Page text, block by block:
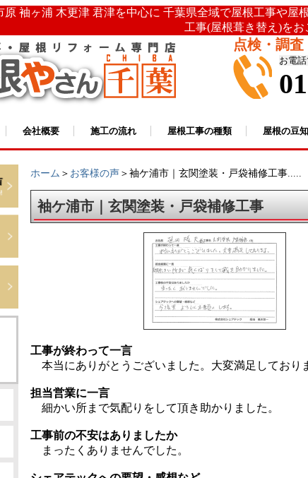
袖ヶ浦 木更津 君津を中心に 千葉県全域で屋根工事や
工事(屋根葺き替え)をお
点検・調査
お電
会社概要 施工の流れ 屋根工事の種類 屋根の豆
ホーム ＞ お客様の声 ＞袖ケ浦市｜玄関塗装・戸袋補修工事.....
袖ケ浦市｜玄関塗装・戸袋補修工事
工事が終わって一言
本当にありがとうございました。大変満足しており
担当営業に一言
細かい所まで気配りをして頂き助かりました。
工事前の不安はありましたか
まったくありませんでした。